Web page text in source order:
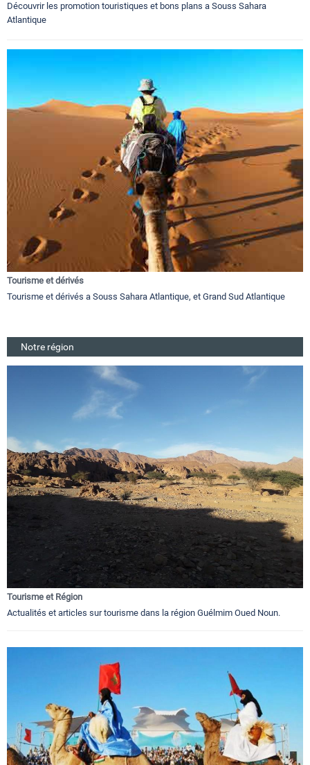
Découvrir les promotion touristiques et bons plans a Souss Sahara
Atlantique
Tourisme et dérivés
Tourisme et dérivés a Souss Sahara Atlantique, et Grand Sud Atlantique
Notre région
Tourisme et Région
Actualités et articles sur tourisme dans la région Guélmim Oued Noun.